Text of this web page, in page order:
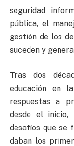
seguridad
pública, el
gestión de los
suceden y
Tras dos
educación en
respuestas a
desde el inicio,
desafíos que se
daban los